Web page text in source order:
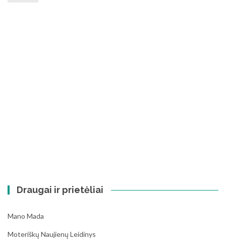
Draugai ir prietėliai
Mano Mada
Moteriškų Naujienų Leidinys